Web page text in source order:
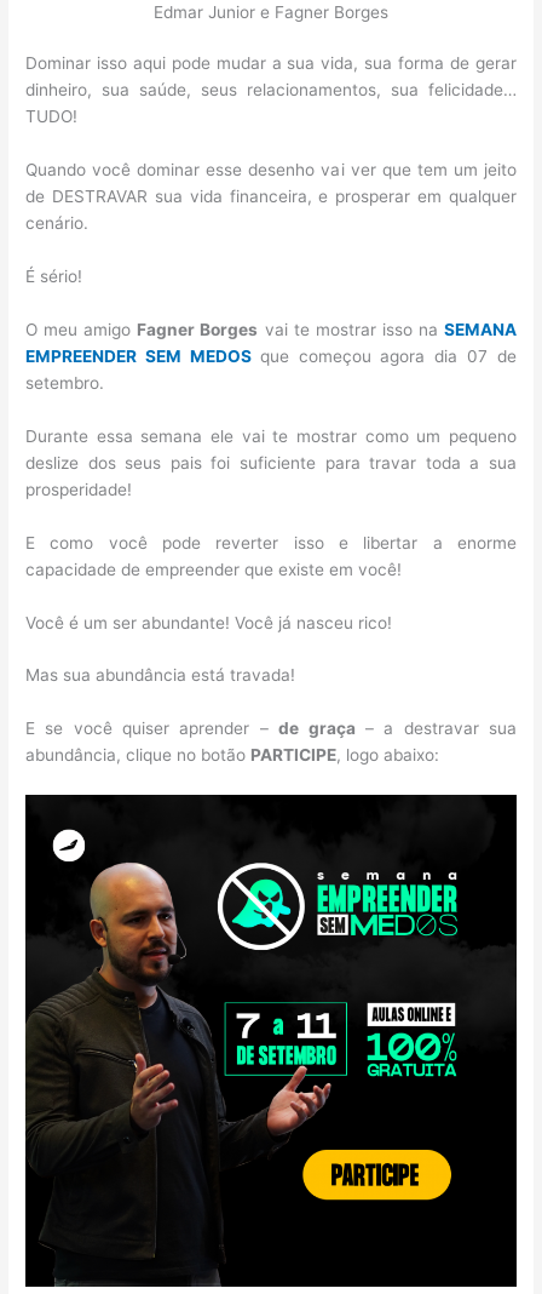
Edmar Junior e Fagner Borges
Dominar isso aqui pode mudar a sua vida, sua forma de gerar
dinheiro, sua saúde, seus relacionamentos, sua felicidade…
TUDO!
Quando você dominar esse desenho vai ver que tem um jeito
de DESTRAVAR sua vida financeira, e prosperar em qualquer
cenário.
É sério!
O meu amigo Fagner Borges vai te mostrar isso na SEMANA
EMPREENDER SEM MEDOS que começou agora dia 07 de
setembro.
Durante essa semana ele vai te mostrar como um pequeno
deslize dos seus pais foi suficiente para travar toda a sua
prosperidade!
E como você pode reverter isso e libertar a enorme
capacidade de empreender que existe em você!
Você é um ser abundante! Você já nasceu rico!
Mas sua abundância está travada!
E se você quiser aprender –de graça – a destravar sua
abundância, clique no botão PARTICIPE, logo abaixo: